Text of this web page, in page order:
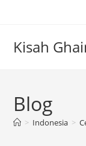
Kisah
Blog
> Indonesia >